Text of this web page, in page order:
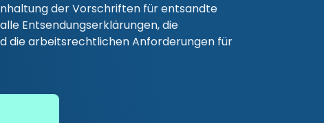
der Vorschriften für entsandte
Entsendungserklärungen, die
die arbeitsrechtlichen Anforderungen für